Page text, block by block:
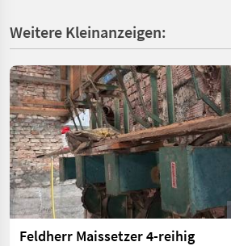
Weitere Kleinanzeigen:
Feldherr Maissetzer 4-reihig